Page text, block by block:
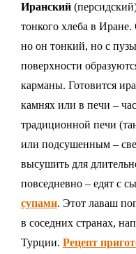
Иранский
тонкого хлеба в
но он тонкий, но с
поверхности
карманы. Готовится
камнях или в печи –
традиционной печи
или подсушенным –
высушить для
повседневно – едят с
супами. Этот лаваш
в соседних странах,
Турции. Рецепт